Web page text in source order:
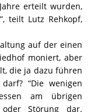
erteilt wurden,
teilt Lutz Rehkopf,
auf der einen
moniert, aber
die ja dazu führen
“Die wenigen
am übrigen
oder Störung dar.